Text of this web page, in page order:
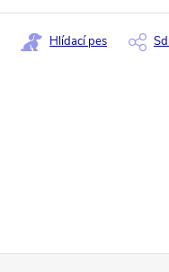
Hlídací pes